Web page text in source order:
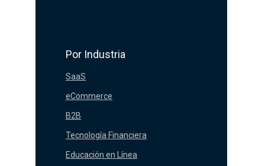
SaaS
Educación en Línea
Tecnología Financiera
B2B
eCommerce
Por Industria